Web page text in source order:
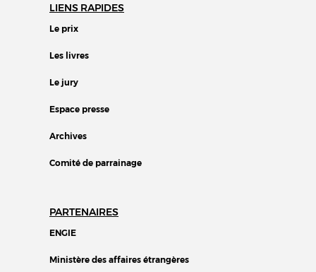
LIENS RAPIDES
Le prix
Les livres
Le jury
Espace presse
Archives
Comité de parrainage
PARTENAIRES
ENGIE
Ministère des affaires étrangères